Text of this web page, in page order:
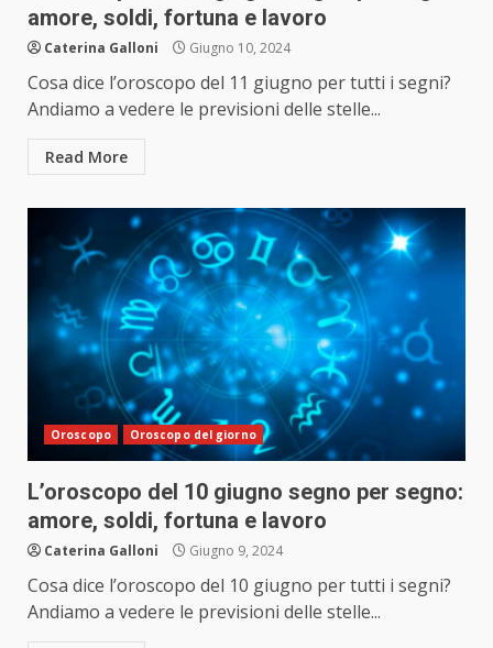
amore, soldi, fortuna e lavoro
Caterina Galloni Giugno 10, 2024
Cosa dice l’oroscopo del 11 giugno per tutti i segni?
Andiamo a vedere le previsioni delle stelle...
Read More
Oroscopo Oroscopo del giorno
L’oroscopo del 10 giugno segno per segno:
amore, soldi, fortuna e lavoro
Caterina Galloni Giugno 9, 2024
Cosa dice l’oroscopo del 10 giugno per tutti i segni?
Andiamo a vedere le previsioni delle stelle...